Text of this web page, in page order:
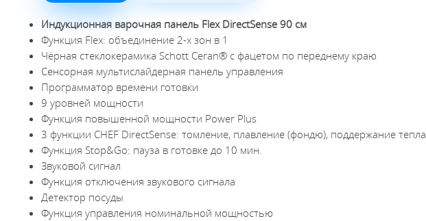
Индукционная варочная панель Flex DirectSense 90 см
Функция Flex: объединение 2-х зон в 1
Чёрная стеклокерамика Schott Ceran® с фацетом по переднему краю
Сенсорная мультислайдерная панель управления
Программатор времени готовки
9 уровней мощности
Функция повышенной мощности Power Plus
3 функции CHEF DirectSense: томление, плавление (фондю), поддержание тепла
Функция Stop&Go: пауза в готовке до 10 мин.
Звуковой сигнал
Функция отключения звукового сигнала
Детектор посуды
Функция управления номинальной мощностью